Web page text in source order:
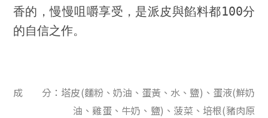
香的，慢慢咀嚼享受，是派皮與餡料都100分
的自信之作。
成 分：塔皮(麵粉、奶油、蛋黃、水、鹽)、蛋液(鮮奶
油、雞蛋、牛奶、鹽)、菠菜、培根(豬肉原